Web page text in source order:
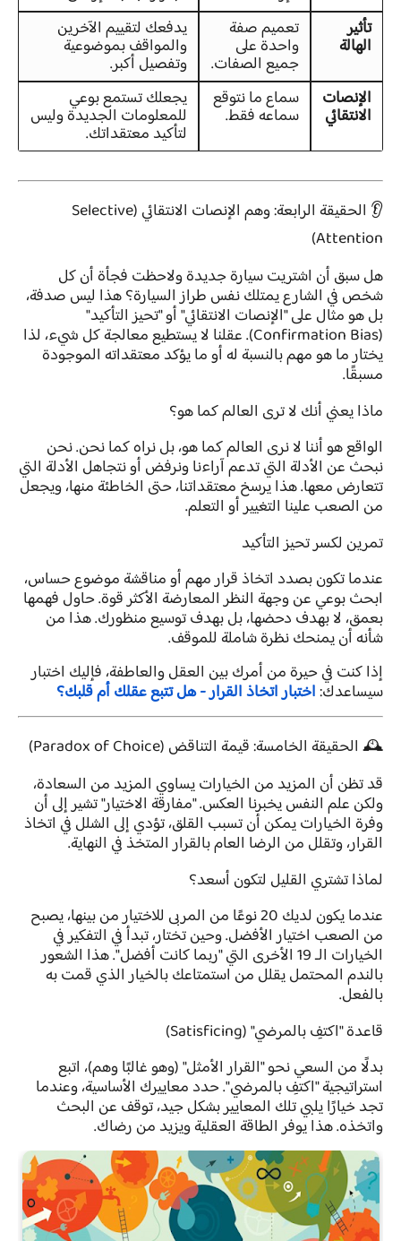
تأثير
الهالة
تعميم صفة
واحدة على
جميع الصفات.
يدفعك لتقييم الآخرين
والمواقف بموضوعية
وتفصيل أكبر.
الإنصات
الانتقائي
سماع ما نتوقع
سماعه فقط.
يجعلك تستمع بوعي
للمعلومات الجديدة وليس
لتأكيد معتقداتك.
👂 الحقيقة الرابعة: وهم الإنصات الانتقائي (Selective
Attention)
هل سبق أن اشتريت سيارة جديدة ولاحظت فجأة أن كل
شخص في الشارع يمتلك نفس طراز السيارة؟ هذا ليس صدفة،
بل هو مثال على "الإنصات الانتقائي" أو "تحيز التأكيد"
(Confirmation Bias). عقلنا لا يستطيع معالجة كل شيء، لذا
يختار ما هو مهم بالنسبة له أو ما يؤكد معتقداته الموجودة
مسبقًا.
ماذا يعني أنك لا ترى العالم كما هو؟
الواقع هو أننا لا نرى العالم كما هو، بل نراه كما نحن. نحن
نبحث عن الأدلة التي تدعم آراءنا ونرفض أو نتجاهل الأدلة التي
تتعارض معها. هذا يرسخ معتقداتنا، حتى الخاطئة منها، ويجعل
من الصعب علينا التغيير أو التعلم.
تمرين لكسر تحيز التأكيد
عندما تكون بصدد اتخاذ قرار مهم أو مناقشة موضوع حساس،
ابحث بوعي عن وجهة النظر المعارضة الأكثر قوة. حاول فهمها
بعمق، لا بهدف دحضها، بل بهدف توسيع منظورك. هذا من
شأنه أن يمنحك نظرة شاملة للموقف.
إذا كنت في حيرة من أمرك بين العقل والعاطفة، فإليك اختبار
سيساعدك:اختبار اتخاذ القرار - هل تتبع عقلك أم قلبك؟
🕰️ الحقيقة الخامسة: قيمة التناقض (Paradox of Choice)
قد تظن أن المزيد من الخيارات يساوي المزيد من السعادة،
ولكن علم النفس يخبرنا العكس. "مفارقة الاختيار" تشير إلى أن
وفرة الخيارات يمكن أن تسبب القلق، تؤدي إلى الشلل في اتخاذ
القرار، وتقلل من الرضا العام بالقرار المتخذ في النهاية.
لماذا تشتري القليل لتكون أسعد؟
عندما يكون لديك 20 نوعًا من المربى للاختيار من بينها، يصبح
من الصعب اختيار الأفضل. وحين تختار، تبدأ في التفكير في
الخيارات الـ 19 الأخرى التي "ربما كانت أفضل". هذا الشعور
بالندم المحتمل يقلل من استمتاعك بالخيار الذي قمت به
بالفعل.
قاعدة "اكتفِ بالمرضي" (Satisficing)
بدلًا من السعي نحو "القرار الأمثل" (وهو غالبًا وهم)، اتبع
استراتيجية "اكتفِ بالمرضي". حدد معاييرك الأساسية، وعندما
تجد خيارًا يلبي تلك المعايير بشكل جيد، توقف عن البحث
واتخذه. هذا يوفر الطاقة العقلية ويزيد من رضاك.